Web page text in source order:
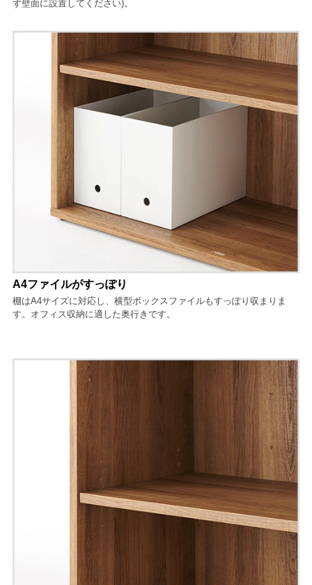
ず壁面に設置してください)。
A4ファイルがすっぽり
棚はA4サイズに対応し、横型ボックスファイルもすっぽり収まりま
す。オフィス収納に適した奥行きです。